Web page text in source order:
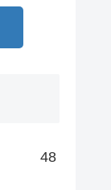
48